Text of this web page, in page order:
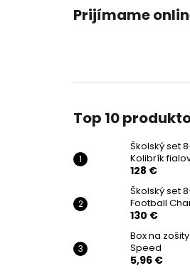
Prijímame
Top 10
Školský set
Kolibrík
128 €
Školský set
Football
130 €
Box na
Speed
5,96 €